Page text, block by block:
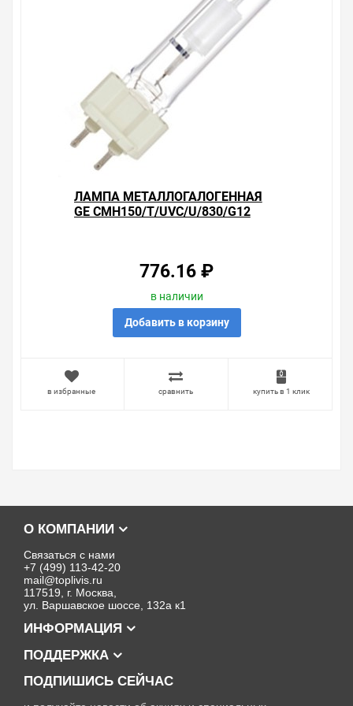
Свяжитесь с нами любым способом, который для вас
наиболее удобен. С удовольствием ответим на все
ЛАМПА МЕТАЛЛОГАЛОГЕННАЯ
GE CMH150/T/UVC/U/830/G12
776.16 ₽
в наличии
Добавить в корзину
в избранные сравнить купить в 1 клик
О КОМПАНИИ
Связаться с нами
+7 (499) 113-42-20
mail@toplivis.ru
117519, г. Москва,
ул. Варшавское шоссе, 132а к1
ИНФОРМАЦИЯ
ПОДДЕРЖКА
ПОДПИШИСЬ СЕЙЧАС